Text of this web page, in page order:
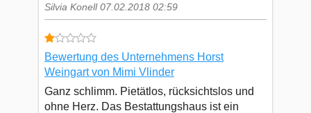
Silvia Konell 07.02.2018 02:59
Bewertung des Unternehmens Horst
Weingart von Mimi Vlinder
Ganz schlimm. Pietätlos, rücksichtslos und
ohne Herz. Das Bestattungshaus ist ein